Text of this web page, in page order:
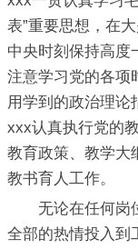
表”重要思想，在
中央时刻保持高度
注意学习党的各项
用学到的政治理论
xxx认真执行党的
教育政策、教学大
教书育人工作。
无论在任何岗位
全部的热情投入到